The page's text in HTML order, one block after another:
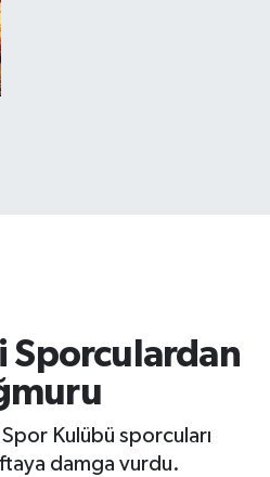
Sporculardan
Kulübü sporcuları
damga vurdu.